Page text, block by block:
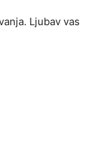
Ljubav vas